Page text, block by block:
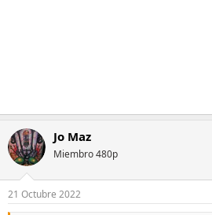
Jo Maz
Miembro 480p
21 Octubre 2022